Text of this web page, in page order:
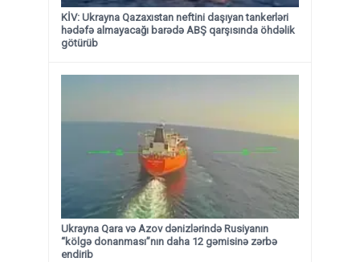
KİV: Ukrayna Qazaxıstan neftini daşıyan tankerləri
hədəfə almayacağı barədə ABŞ qarşısında öhdəlik
götürüb
Ukrayna Qara və Azov dənizlərində Rusiyanın
“kölgə donanması”nın daha 12 gəmisinə zərbə
endirib